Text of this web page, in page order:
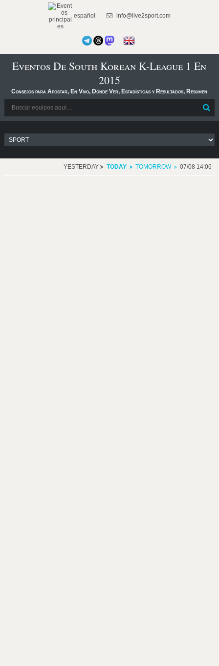
español info@live2sport.com
Eventos De South Korean K-League 1 En
2015
Consejos para Apostar, En Vivo, Dónde Ver, Estadísticas y Resultados, Resumen
YESTERDAY TODAY TOMORROW 07/08 14:06